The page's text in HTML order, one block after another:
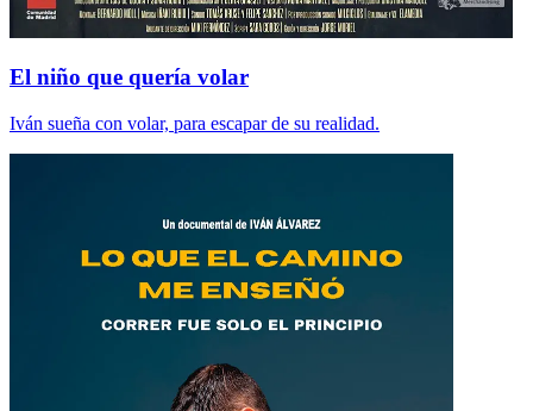
El niño que quería volar
Iván sueña con volar, para escapar de su realidad.